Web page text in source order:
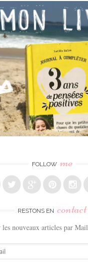
FOLLOW me
RESTONS EN contact
nouveaux articles par Mail